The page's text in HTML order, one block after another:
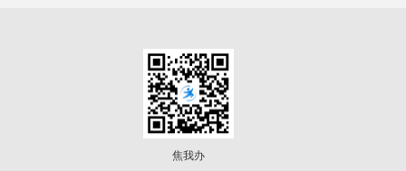
焦我办